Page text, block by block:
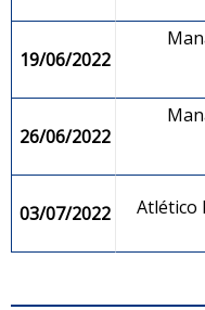
19/06/2022
26/06/2022
03/07/2022 Atlético